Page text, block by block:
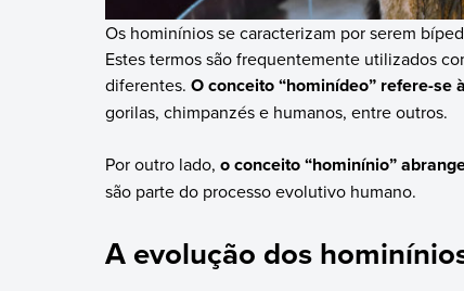
Os hominínios se caracterizam por serem
Estes termos são frequentemente utilizados
diferentes. O conceito “hominídeo” refere-se
gorilas, chimpanzés e humanos, entre outros.
Por outro lado, o conceito “hominínio”
são parte do processo evolutivo humano.
A evolução dos